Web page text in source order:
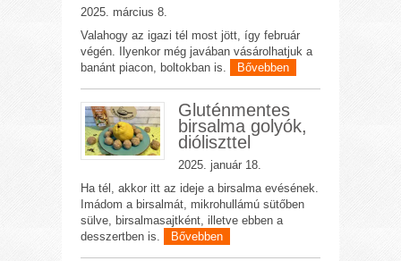
2025. március 8.
Valahogy az igazi tél most jött, így február
végén. Ilyenkor még javában vásárolhatjuk a
banánt piacon, boltokban is.
Bővebben
Gluténmentes
birsalma golyók,
dióliszttel
2025. január 18.
Ha tél, akkor itt az ideje a birsalma evésének.
Imádom a birsalmát, mikrohullámú sütőben
sülve, birsalmasajtként, illetve ebben a
desszertben is.
Bővebben